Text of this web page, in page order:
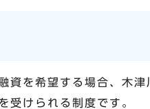
資を希望する場合、木津
受けられる制度です。